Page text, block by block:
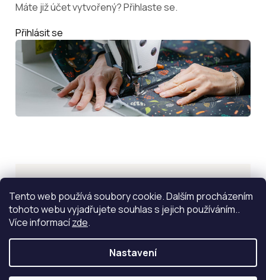
Tento web používá soubory cookie. Dalším procházením
tohoto webu vyjadřujete souhlas s jejich používáním..
Více informacízde.
Nastavení
Máte již účet vytvořený? Přihlaste se.
Přihlásit se
Inspirace
ZOBRAZIT VÍCE